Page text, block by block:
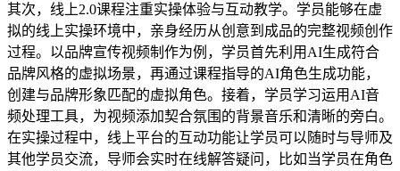
其次，线上2.0课程注重实操体验与互动教学。学员能够在虚
拟的线上实操环境中，亲身经历从创意到成品的完整视频创作
过程。以品牌宣传视频制作为例，学员首先利用AI生成符合
品牌风格的虚拟场景，再通过课程指导的AI角色生成功能，
创建与品牌形象匹配的虚拟角色。接着，学员学习运用AI音
频处理工具，为视频添加契合氛围的背景音乐和清晰的旁白。
在实操过程中，线上平台的互动功能让学员可以随时与导师及
其他学员交流，导师会实时在线解答疑问，比如当学员在角色